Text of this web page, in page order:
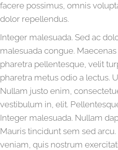
facere possimus, omnis
dolor repellendus.
Integer malesuada. Sed ac
malesuada congue.
pharetra pellentesque, velit
pharetra metus odio a lectus.
Nullam justo enim,
vestibulum in, elit.
Integer malesuada. Nullam
Mauris tincidunt sem sed
veniam, quis nostrum